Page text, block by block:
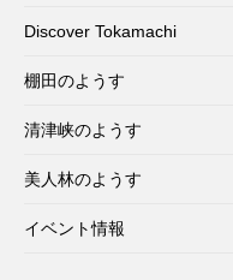
Discover Tokamachi
棚田のようす
清津峡のようす
美人林のようす
イベント情報